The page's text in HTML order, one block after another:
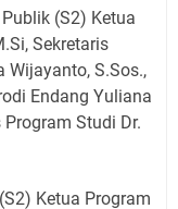
(S2) Ketua
Sekretaris
Wijayanto, S.Sos.,
Endang Yuliana
Studi Dr.
Ketua Program